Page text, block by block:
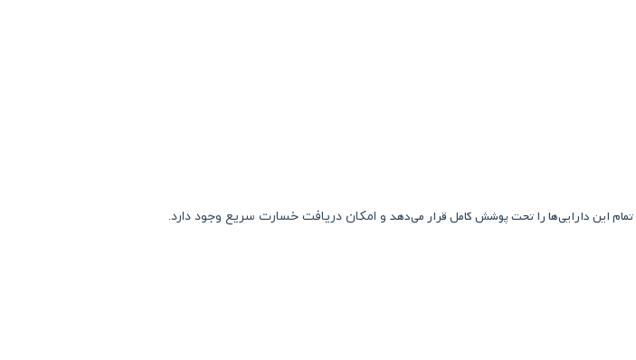
تمام این دارایی‌ها را تحت پوشش کامل قرار می‌دهد و امکان دریافت خسارت سریع وجود دارد.